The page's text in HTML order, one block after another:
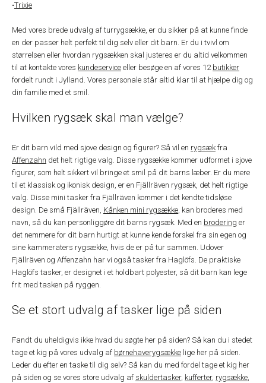
•Trixie
Med vores brede udvalg af turrygsække, er du sikker på at kunne finde
en der passer helt perfekt til dig selv eller dit barn. Er du i tvivl om
størrelsen eller hvordan rygsækken skal justeres er du altid velkommen
til at kontakte vores kundeservice eller besøge en af vores 12 butikker
fordelt rundt i Jylland. Vores personale står altid klar til at hjælpe dig og
din familie med et smil.
Hvilken rygsæk skal man vælge?
Er dit barn vild med sjove design og figurer? Så vil en rygsækfra
Affenzahn det helt rigtige valg. Disse rygsække kommer udformet i sjove
figurer, som helt sikkert vil bringe et smil på dit barns læber. Er du mere
til et klassisk og ikonisk design, er en Fjällräven rygsæk, det helt rigtige
valg. Disse mini tasker fra Fjällräven kommer i det kendte tidsløse
design. De små Fjällräven, Kånken mini rygsække, kan broderes med
navn, så du kan personliggøre dit barns rygsæk. Med en brodering er
det nemmere for dit barn hurtigt at kunne kende forskel fra sin egen og
sine kammeraters rygsække, hvis de er på tur sammen. Udover
Fjällräven og Affenzahn har vi også tasker fra Haglöfs. De praktiske
Haglöfs tasker, er designet i et holdbart polyester, så dit barn kan lege
frit med tasken på ryggen.
Se et stort udvalg af tasker lige på siden
Fandt du uheldigvis ikke hvad du søgte her på siden? Så kan du i stedet
tage et kig på vores udvalg af børnehaverygsække lige her på siden.
Leder du efter en taske til dig selv? Så kan du med fordel tage et kig her
på siden og se vores store udvalg af skuldertasker, kufferter, rygsække,